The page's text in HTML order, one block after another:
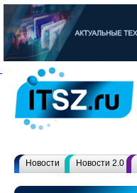
Новости Новости 2.0